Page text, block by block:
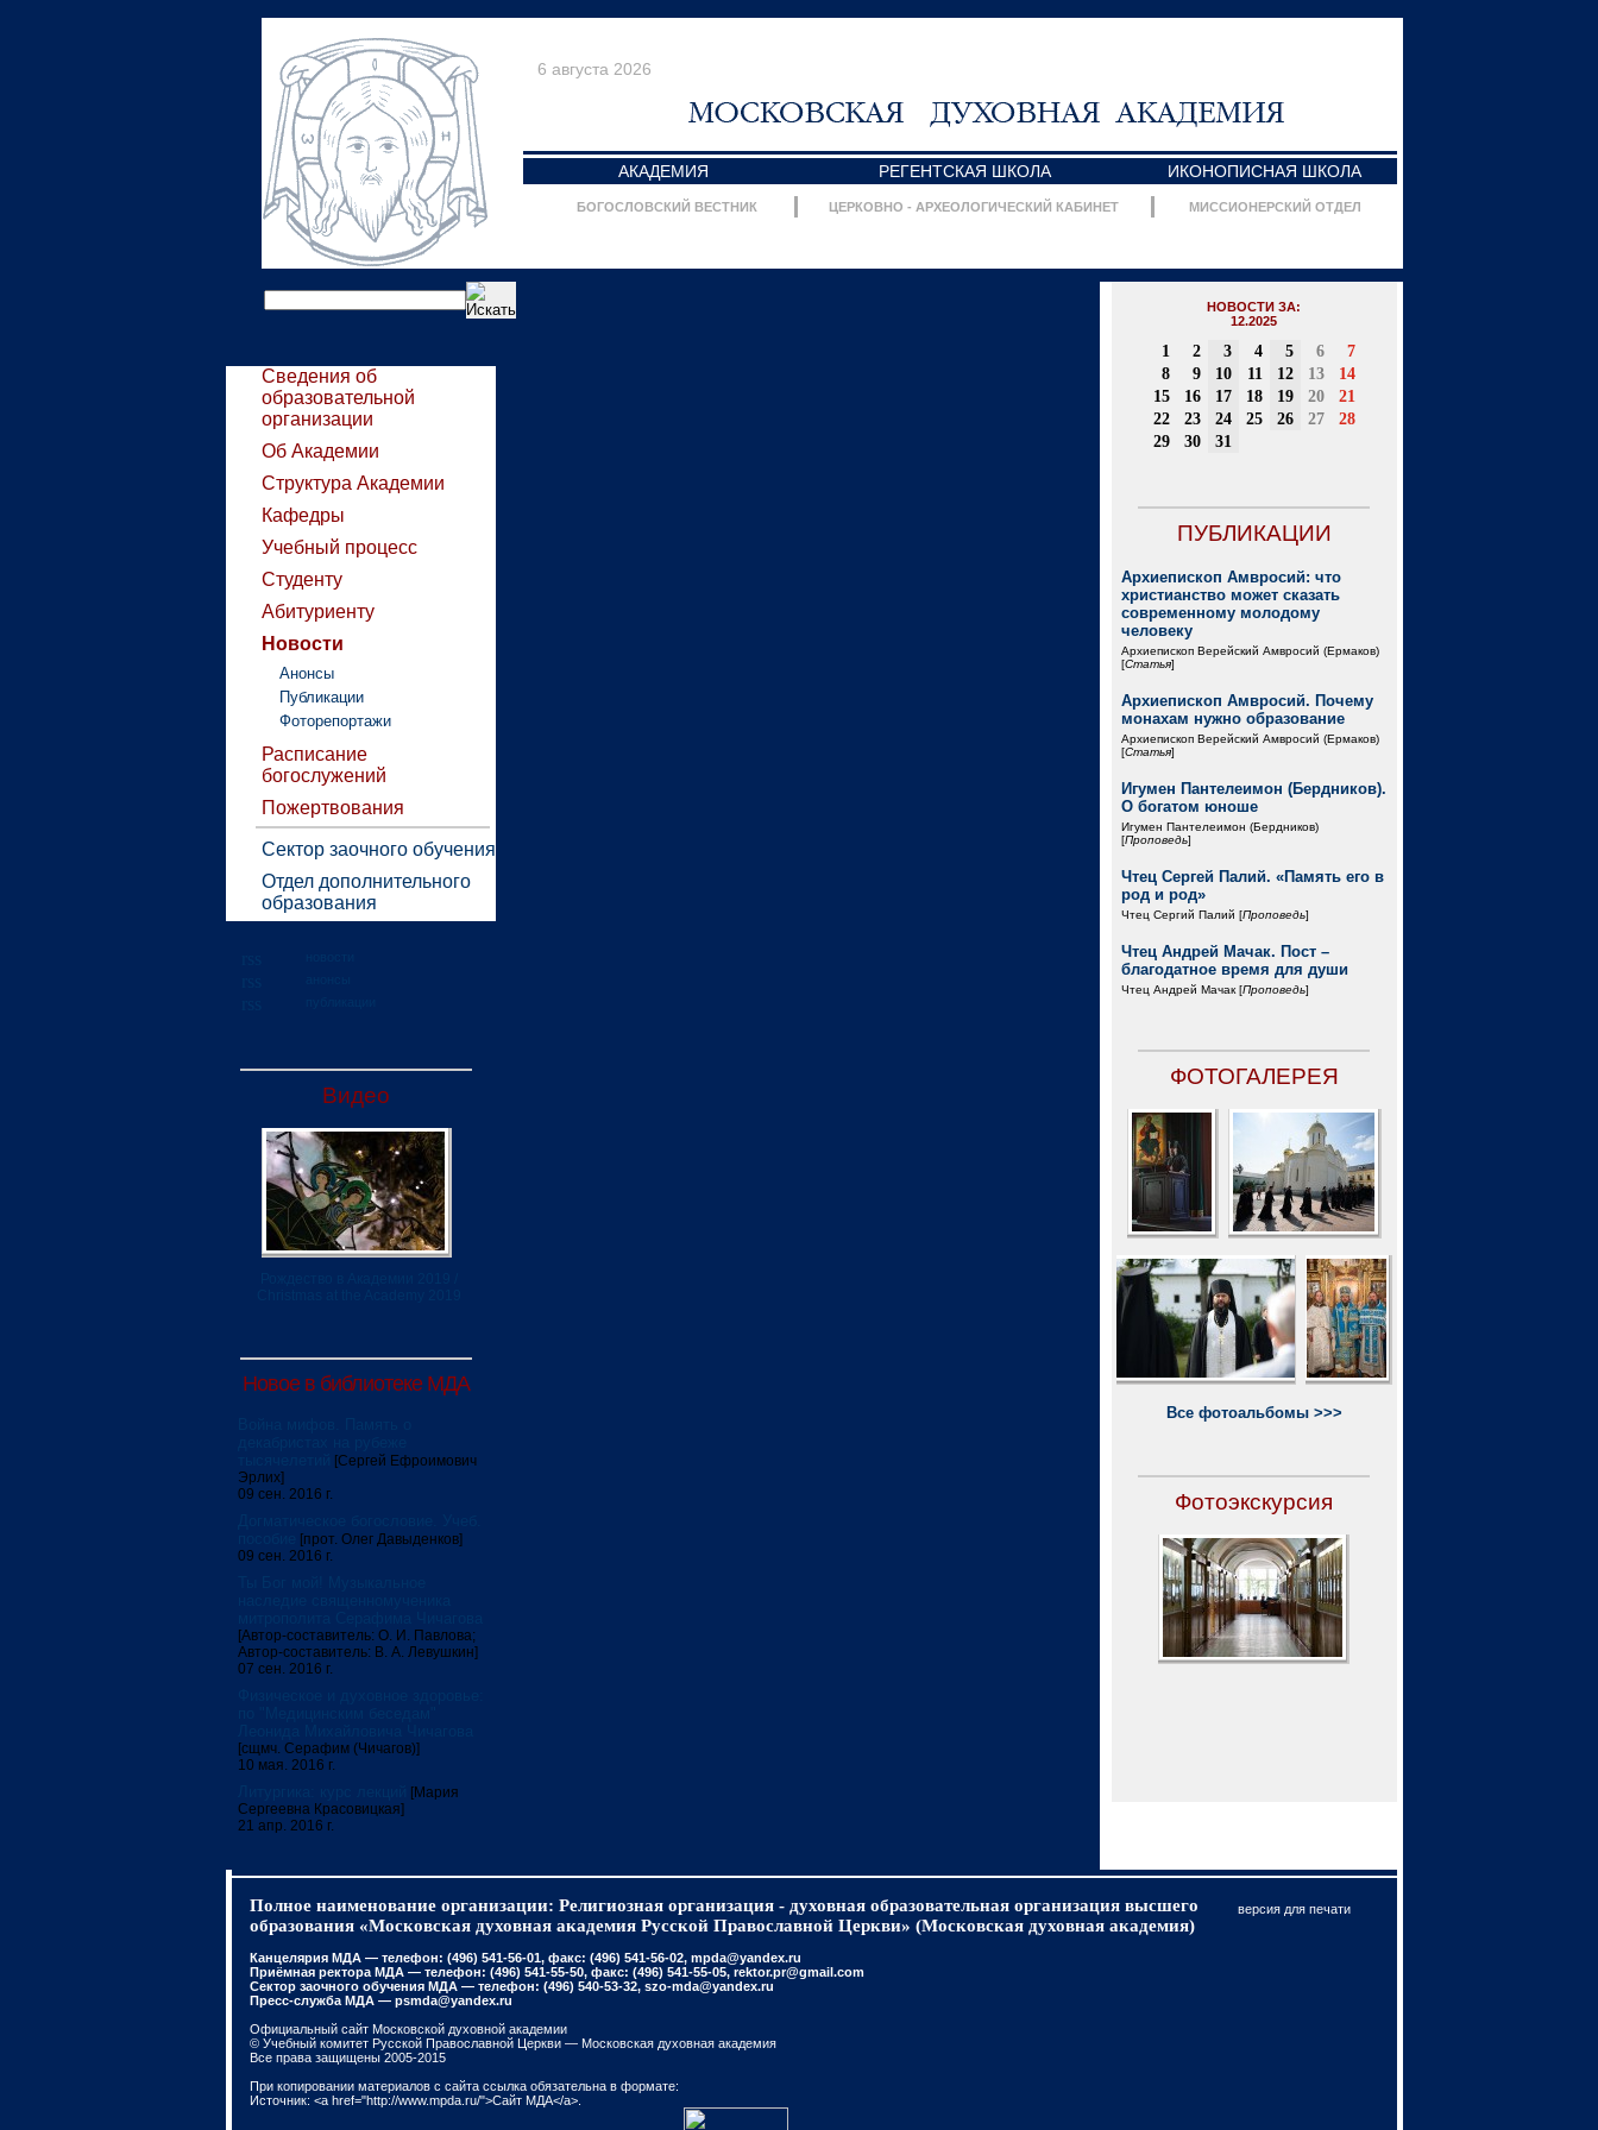
6 августа 2026
АКАДЕМИЯ РЕГЕНТСКАЯ ШКОЛА ИКОНОПИСНАЯ ШКОЛА
БОГОСЛОВСКИЙ ВЕСТНИК ЦЕРКОВНО - АРХЕОЛОГИЧЕСКИЙ КАБИНЕТ МИССИОНЕРСКИЙ ОТДЕЛ
Сведения об
образовательной
организации
Об Академии
Структура Академии
Кафедры
Учебный процесс
Студенту
Абитуриенту
Новости
Анонсы
Публикации
Фоторепортажи
Расписание
богослужений
Пожертвования
Сектор заочного обучения
Отдел дополнительного
образования
Видео
Новое в библиотеке МДА
[Сергей Ефроимович
Эрлих]
09 сен. 2016 г.
[прот. Олег Давыденков]
09 сен. 2016 г.
[Автор-составитель: О. И. Павлова;
Автор-составитель: В. А. Левушкин]
07 сен. 2016 г.
[сщмч. Серафим (Чичагов)]
10 мая. 2016 г.
[Мария
Сергеевна Красовицкая]
21 апр. 2016 г.
НОВОСТИ ЗА:
12.2025
1 2 3 4 5 6
7
8
9 10 11 12 13
14
15
16 17 18 19 20
21
22
23 24 25 26 27
28
29
30 31
ПУБЛИКАЦИИ
Архиепископ Амвросий: что
христианство может сказать
современному молодому
человеку
Архиепископ Верейский Амвросий (Ермаков)
[Статья]
Архиепископ Амвросий. Почему
монахам нужно образование
Архиепископ Верейский Амвросий (Ермаков)
[Статья]
Игумен Пантелеимон (Бердников).
О богатом юноше
Игумен Пантелеимон (Бердников)
[Проповедь]
Чтец Сергей Палий. «Память его в
род и род»
Чтец Сергий Палий [Проповедь]
Чтец Андрей Мачак. Пост –
благодатное время для души
Чтец Андрей Мачак [Проповедь]
ФОТОГАЛЕРЕЯ
Все фотоальбомы >>>
Фотоэкскурсия
версия для печати
Полное наименование организации: Религиозная организация - духовная образовательная организация высшего
образования «Московская духовная академия Русской Православной Церкви» (Московская духовная академия)
Канцелярия МДА — телефон: (496) 541-56-01, факс: (496) 541-56-02, mpda@yandex.ru
Приёмная ректора МДА — телефон: (496) 541-55-50, факс: (496) 541-55-05, rektor.pr@gmail.com
Сектор заочного обучения МДА — телефон: (496) 540-53-32, szo-mda@yandex.ru
Пресс-служба МДА — psmda@yandex.ru
Официальный сайт Московской духовной академии
© Учебный комитет Русской Православной Церкви — Московская духовная академия
Все права защищены 2005-2015
При копировании материалов с сайта ссылка обязательна в формате:
Источник: <a href="http://www.mpda.ru/">Сайт МДА</a>.